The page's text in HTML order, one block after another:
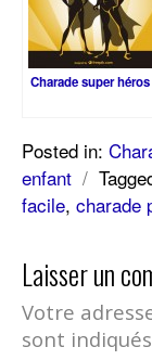
Charade super héros
Posted in:
enfant /
facile, charade
Laisser un
Votre
sont